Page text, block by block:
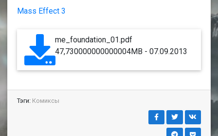
Mass Effect 3
me_foundation_01.pdf
47,730000000000004MB - 07.09.2013
Тэги: Комиксы